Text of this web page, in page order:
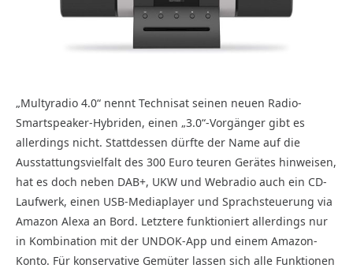
„Multyradio 4.0“ nennt Technisat seinen neuen Radio-
Smartspeaker-Hybriden, einen „3.0“-Vorgänger gibt es
allerdings nicht. Stattdessen dürfte der Name auf die
Ausstattungsvielfalt des 300 Euro teuren Gerätes hinweisen,
hat es doch neben DAB+, UKW und Webradio auch ein CD-
Laufwerk, einen USB-Mediaplayer und Sprachsteuerung via
Amazon Alexa an Bord. Letztere funktioniert allerdings nur
in Kombination mit der UNDOK-App und einem Amazon-
Konto. Für konservative Gemüter lassen sich alle Funktionen